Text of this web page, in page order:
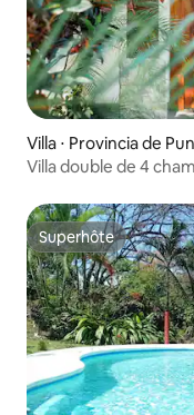
Villa ⋅ Provincia de
Villa double de 4
Superhôte
Superhôte